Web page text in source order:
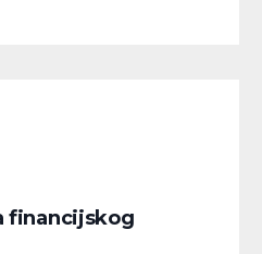
financijskog